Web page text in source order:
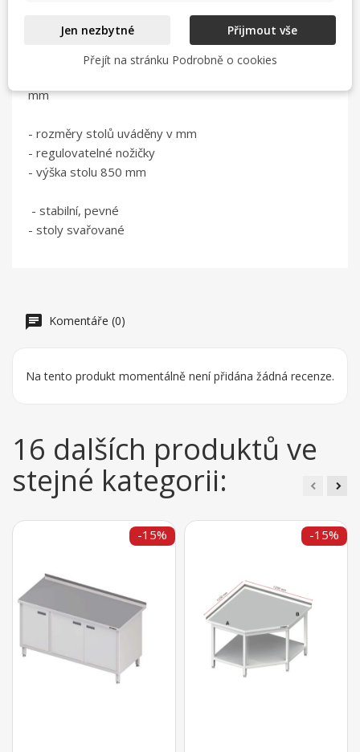
Nerez stoly ST 09 středové dlouhé
délky 2000 až 2800 mm, centrální středové stoly bez
mm
- rozměry stolů uváděny v mm
- regulovatelné nožičky
- výška stolu 850 mm
- stabilní, pevné
- stoly svařované
Komentáře (0)
Na tento produkt momentálně není přidána žádná recenze.
16 dalších produktů ve
stejné kategorii:
-15% -15%
Jen nezbytné
Přijmout vše
Přejít na stránku Podrobně o cookies